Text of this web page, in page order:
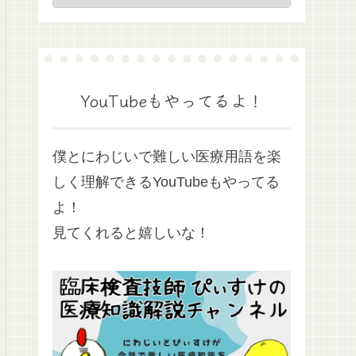
YouTubeもやってるよ！
僕とにわじいで難しい医療用語を楽
しく理解できるYouTubeもやってる
よ！
見てくれると嬉しいな！